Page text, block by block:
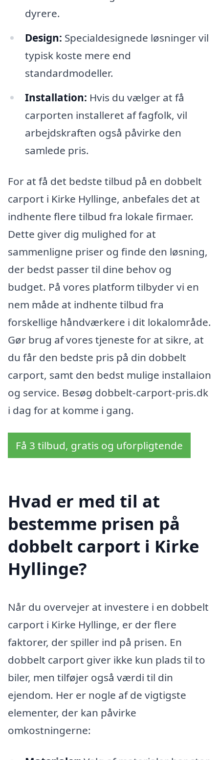
dyrere.
Design: Specialdesignede løsninger vil
typisk koste mere end
standardmodeller.
Installation: Hvis du vælger at få
carporten installeret af fagfolk, vil
arbejdskraften også påvirke den
samlede pris.
For at få det bedste tilbud på en dobbelt
carport i Kirke Hyllinge, anbefales det at
indhente flere tilbud fra lokale firmaer.
Dette giver dig mulighed for at
sammenligne priser og finde den løsning,
der bedst passer til dine behov og
budget. På vores platform tilbyder vi en
nem måde at indhente tilbud fra
forskellige håndværkere i dit lokalområde.
Gør brug af vores tjeneste for at sikre, at
du får den bedste pris på din dobbelt
carport, samt den bedst mulige installaion
og service. Besøg dobbelt-carport-pris.dk
i dag for at komme i gang.
Få 3 tilbud, gratis og uforpligtende
Hvad er med til at
bestemme prisen på
dobbelt carport i Kirke
Hyllinge?
Når du overvejer at investere i en dobbelt
carport i Kirke Hyllinge, er der flere
faktorer, der spiller ind på prisen. En
dobbelt carport giver ikke kun plads til to
biler, men tilføjer også værdi til din
ejendom. Her er nogle af de vigtigste
elementer, der kan påvirke
omkostningerne: